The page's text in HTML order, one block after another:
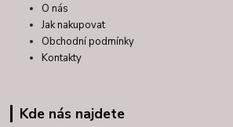
O nás
Jak nakupovat
Obchodní podmínky
Kontakty
Kde nás najdete